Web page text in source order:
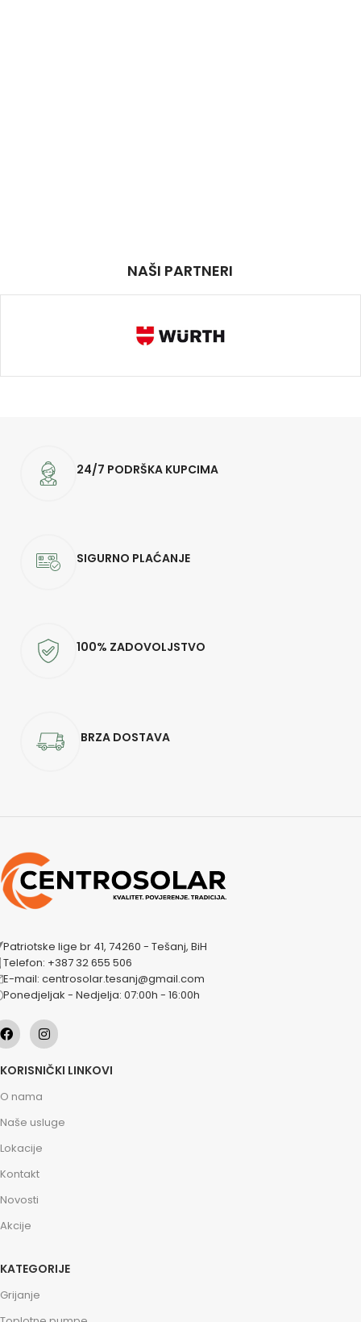
NAŠI PARTNERI
24/7 PODRŠKA KUPCIMA
SIGURNO PLAĆANJE
100% ZADOVOLJSTVO
BRZA DOSTAVA
Patriotske lige br 41, 74260 - Tešanj, BiH
Telefon: +387 32 655 506
E-mail: centrosolar.tesanj@gmail.com
Ponedjeljak - Nedjelja: 07:00h - 16:00h
KORISNIČKI LINKOVI
O nama
Naše usluge
Lokacije
Kontakt
Novosti
Akcije
KATEGORIJE
Grijanje